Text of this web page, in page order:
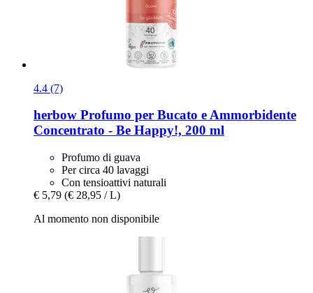
4.4 (7)
herbow Profumo per Bucato e Ammorbidente
Concentrato -​ Be Happy!, 200 ml
Profumo di guava
Per circa 40 lavaggi
Con tensioattivi naturali
€ 5,79 (€ 28,95 / L)
Al momento non disponibile